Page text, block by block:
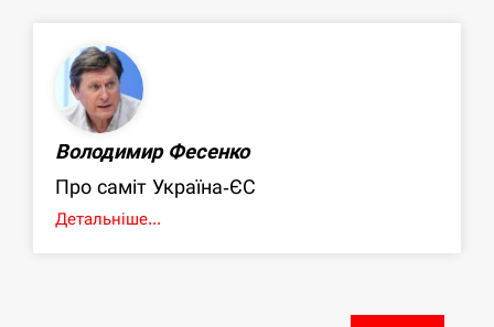
Володимир Фесенко
Про саміт Україна-ЄС
Детальніше...